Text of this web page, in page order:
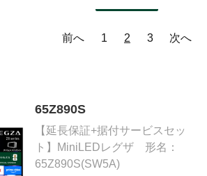
前へ 1 2 3 次へ
65Z890S
【延長保証+据付サービスセッ
ト】MiniLEDレグザ 形名：
65Z890S(SW5A)